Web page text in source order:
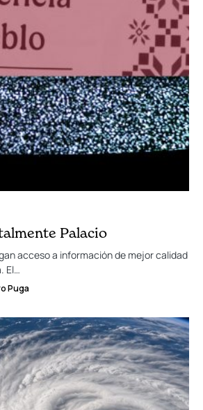
Palacio
acceso a información de mejor calidad
El…
Puga